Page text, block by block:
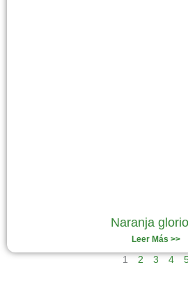
Naranja
Leer Más >>
1 2 3 4